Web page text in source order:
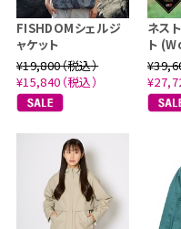
FISHDOMシェルジ
ャケット
¥19,800（税込）
¥15,840（税込）
ネス
ト